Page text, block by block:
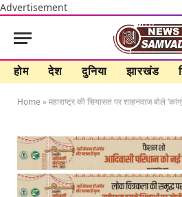
Advertisement
होम देश दुनिया झारखंड
Home »महाराष्ट्र की सियासत पर शाहनवाज बोले